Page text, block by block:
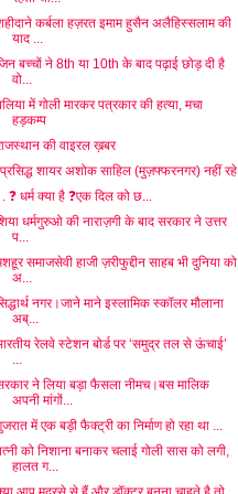
कर्बला हज़रत इमाम हुसैन अलैहिस्सलाम की
याद ...
बच्चों ने 8th या 10th के बाद पढ़ाई छोड़ दी है
वो...
में गोली मारकर पत्रकार की हत्या, मचा
हड़कम्प
की वाइरल ख़बर
शायर अशोक साहिल (मुज़फ्फरनगर) नहीं रहे
❓ धर्म क्या है ❓एक दिल को छ...
धर्मगुरुओ की नाराज़गी के बाद सरकार ने उत्तर
प...
समाजसेवी हाजी ज़रीफुद्दीन साहब भी दुनिया को
अ...
नगर।जाने माने इस्लामिक स्कॉलर मौलाना
अब्...
रेलवे स्टेशन बोर्ड पर ‘समुद्र तल से ऊंचाई’
...
ने लिया बड़ा फैसला नीमच।बस मालिक
अपनी मांगों...
में एक बड़ी फैक्ट्री का निर्माण हो रहा था ...
को निशाना बनाकर चलाई गोली सास को लगी,
हालत ग...